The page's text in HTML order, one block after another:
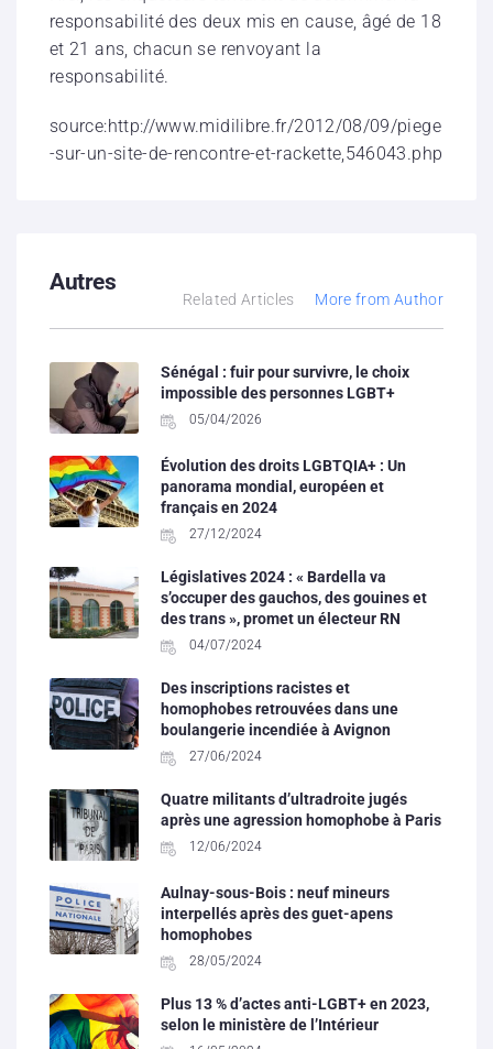
responsabilité des deux mis en cause, âgé de 18
et 21 ans, chacun se renvoyant la
responsabilité.
source:http://www.midilibre.fr/2012/08/09/piege
-sur-un-site-de-rencontre-et-rackette,546043.php
Autres
Related Articles More from Author
Sénégal : fuir pour survivre, le choix
impossible des personnes LGBT+
05/04/2026
Évolution des droits LGBTQIA+ : Un
panorama mondial, européen et
français en 2024
27/12/2024
Législatives 2024 : « Bardella va
s’occuper des gauchos, des gouines et
des trans », promet un électeur RN
04/07/2024
Des inscriptions racistes et
homophobes retrouvées dans une
boulangerie incendiée à Avignon
27/06/2024
Quatre militants d’ultradroite jugés
après une agression homophobe à Paris
12/06/2024
Aulnay-sous-Bois : neuf mineurs
interpellés après des guet-apens
homophobes
28/05/2024
Plus 13 % d’actes anti-LGBT+ en 2023,
selon le ministère de l’Intérieur